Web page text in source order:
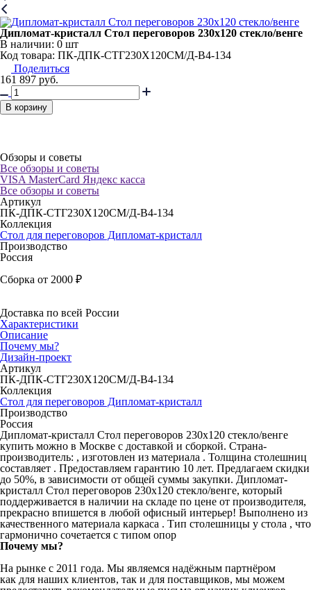
Дипломат-кристалл Стол переговоров 230х120 стекло/венге
В наличии: 0 шт
Код товара: ПК-ДПК-СТГ230Х120СМ/Д-В4-134
Поделиться
161 897 руб.
В корзину
Обзоры и советы
Все обзоры и советы
VISA MasterCard Яндекс касса
Все обзоры и советы
Артикул
ПК-ДПК-СТГ230Х120СМ/Д-В4-134
Коллекция
Стол для переговоров Дипломат-кристалл
Производство
Россия
Сборка от 2000 ₽
Доставка по всей России
Характеристики
Описание
Почему мы?
Дизайн-проект
Артикул
ПК-ДПК-СТГ230Х120СМ/Д-В4-134
Коллекция
Стол для переговоров Дипломат-кристалл
Производство
Россия
Дипломат-кристалл Стол переговоров 230х120 стекло/венге
купить можно в Москве с доставкой и сборкой. Страна-
производитель: , изготовлен из материала . Толщина столешниц
составляет . Предоставляем гарантию 10 лет. Предлагаем скидки
до 50%, в зависимости от общей суммы закупки. Дипломат-
кристалл Стол переговоров 230х120 стекло/венге, который
поддерживается в наличии на складе по цене от производителя,
прекрасно впишется в любой офисный интерьер! Выполнено из
качественного материала каркаса . Тип столешницы у стола , что
гармонично сочетается с типом опор
Почему мы?
На рынке с 2011 года. Мы являемся надёжным партнёром
как для наших клиентов, так и для поставщиков, мы можем